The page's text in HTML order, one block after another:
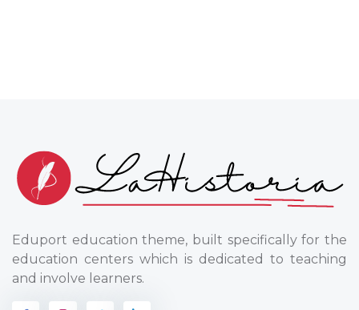
Eduport education theme, built specifically for the
education centers which is dedicated to teaching
and involve learners.